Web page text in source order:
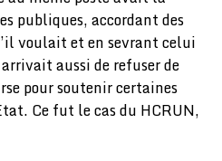
publiques, accordant des
voulait et en sevrant celui
aussi de refuser de
pour soutenir certaines
Ce fut le cas du HCRUN,